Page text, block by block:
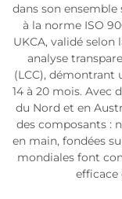
dans son
à la norme ISO
UKCA, validé selon
analyse
(LCC), démontrant
14 à 20 mois. Avec
du Nord et en
des composants :
en main, fondées
mondiales font
efficace